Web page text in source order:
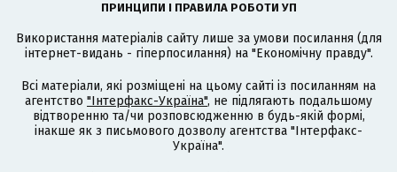
ПРИНЦИПИ І ПРАВИЛА РОБОТИ УП
Використання матеріалів сайту лише за умови посилання (для
інтернет-видань - гіперпосилання) на "Економічну правду".
Всі матеріали, які розміщені на цьому сайті із посиланням на
агентство "Інтерфакс-Україна", не підлягають подальшому
відтворенню та/чи розповсюдженню в будь-якій формі,
інакше як з письмового дозволу агентства "Інтерфакс-
Україна".